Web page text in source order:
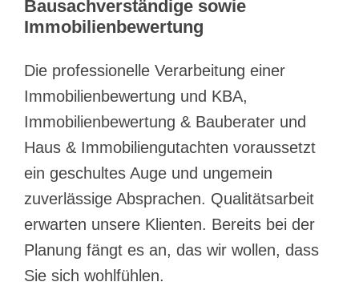
Bausachverständige sowie
Immobilienbewertung
Die professionelle Verarbeitung einer
Immobilienbewertung und KBA,
Immobilienbewertung & Bauberater und
Haus & Immobiliengutachten voraussetzt
ein geschultes Auge und ungemein
zuverlässige Absprachen. Qualitätsarbeit
erwarten unsere Klienten. Bereits bei der
Planung fängt es an, das wir wollen, dass
Sie sich wohlfühlen.